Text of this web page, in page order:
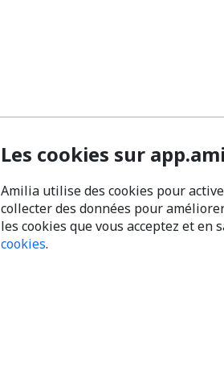
Les cookies sur
Amilia utilise des cookies pour
collecter des données pour
les cookies que vous acceptez et en
cookies.